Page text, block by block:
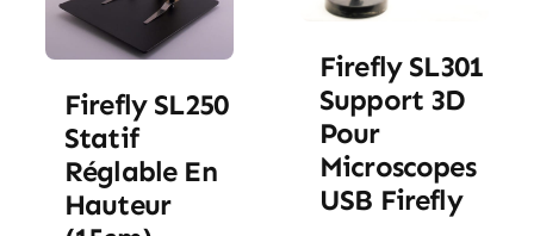
Firefly SL250
Statif
Réglable En
Hauteur
Firefly SL301
Support 3D
Pour
Microscopes
USB Firefly